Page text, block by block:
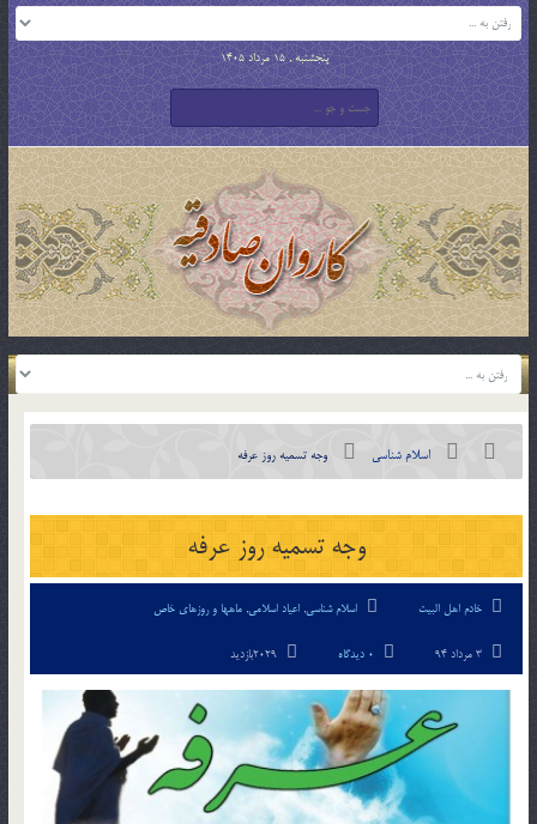
پنجشنبه , 15 مرداد 1405
اسلام شناسی وجه تسميه روز عرفه
وجه تسميه روز عرفه
خادم اهل البیت اسلام شناسی, اعیاد اسلامی, ماهها و روزهای خاص
0 دیدگاه